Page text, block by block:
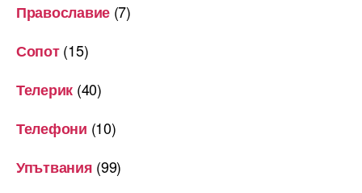
Православие (7)
Сопот(15)
Телерик (40)
Телефони (10)
Упътвания (99)